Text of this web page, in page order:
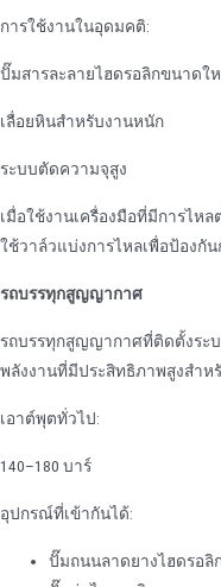
การใช้งานในอุดมคติ:
ปั๊มสารละลายไฮดรอลิกขนาดใ
เลื่อยหินสําหรับงานหนัก
ระบบตัดความจุสูง
เมื่อใช้งานเครื่องมือที่มีการไห
ใช้วาล์วแบ่งการไหลเพื่อป้องกัน
รถบรรทุกสูญญากาศ
รถบรรทุกสูญญากาศที่ติดตั้งระบ
พลังงานที่มีประสิทธิภาพสูงสําห
เอาต์พุตทั่วไป:
140–180 บาร์
อุปกรณ์ที่เข้ากันได้:
ปั๊มถนนลาดยางไฮดรอลิ